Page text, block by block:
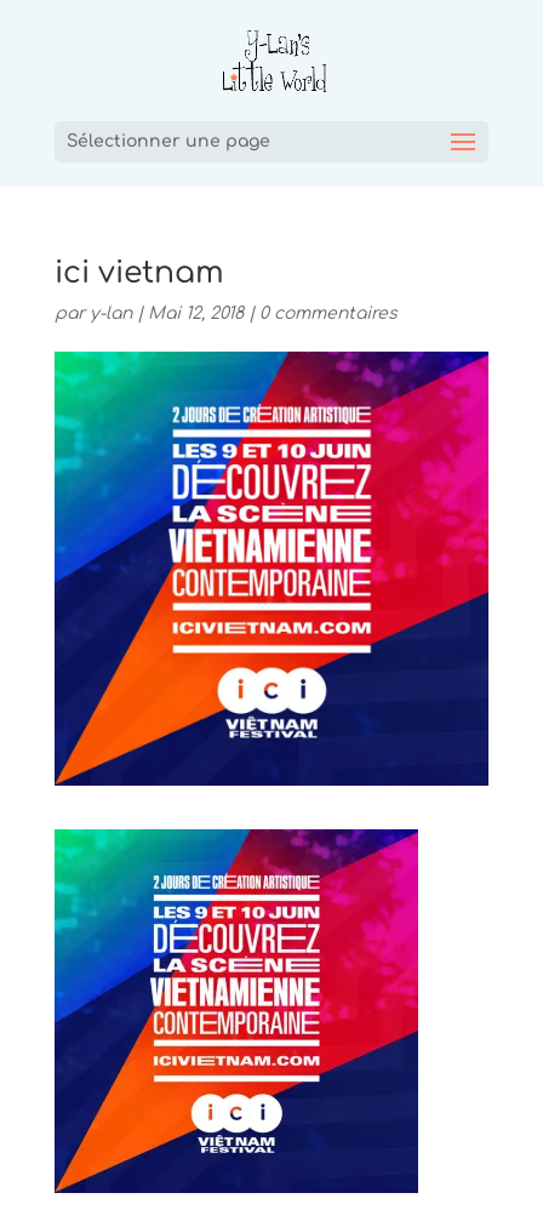
Sélectionner une page
ici vietnam
par y-lan| Mai 12, 2018| 0 commentaires